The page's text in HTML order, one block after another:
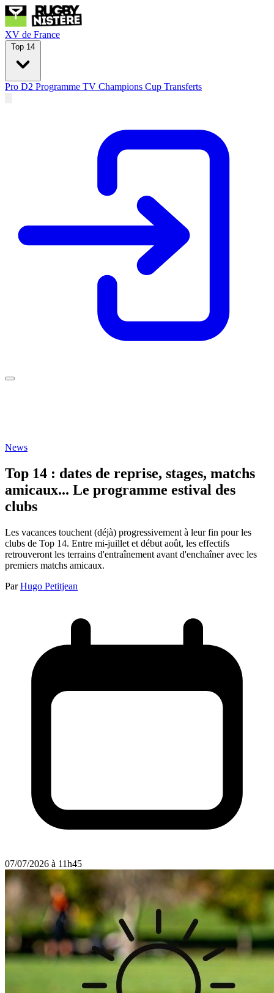
XV de France
Top 14
Pro D2 Programme TV Champions Cup Transferts
News
Top 14 : dates de reprise, stages, matchs
amicaux... Le programme estival des
clubs
Les vacances touchent (déjà) progressivement à leur fin pour les
clubs de Top 14. Entre mi-juillet et début août, les effectifs
retrouveront les terrains d'entraînement avant d'enchaîner avec les
premiers matchs amicaux.
Par Hugo Petitjean
07/07/2026 à 11h45